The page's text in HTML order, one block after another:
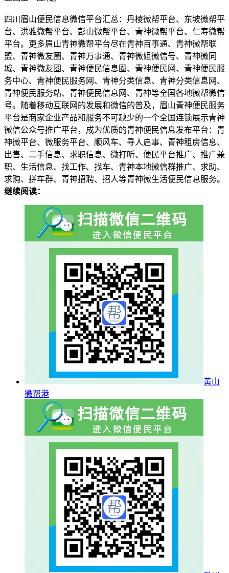
四川眉山便民信息微信平台汇总：丹棱微帮平台、东坡微帮平
台、洪雅微帮平台、彭山微帮平台、青神微帮平台、仁寿微帮
平台。更多眉山青神微帮平台尽在青神百事通、青神微帮联
盟、青神微友圈、青神万事通、青神微姐微信号、青神微同
城、青神微友圈、青神便民信息圈、青神便民网、青神便民服
务中心、青神便民服务网、青神分类信息、青神分类信息网、
青神便民服务站、青神便民信息网、青神等全国各地微帮微信
号。随着移动互联网的发展和微信的普及，眉山青神便民服务
平台是商家企业产品和服务不可缺少的一个全国连锁展示青神
微信公众号推广平台，成为优质的青神便民信息发布平台：青
神微平台、微服务平台、顺风车、寻人启事、青神租房信息、
出售、二手信息、求职信息、微打听、便民平台推广、推广兼
职、生活信息、找工作、找车、青神本地微信群推广、求助、
求购、拼车群、青神招聘、招人等青神微生活便民信息服务。
继续阅读：
黄山
微帮港